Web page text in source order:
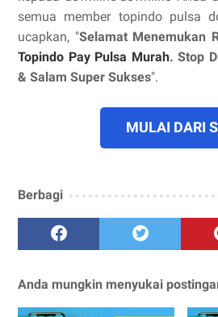
semua member topindo pulsa
ucapkan, "Selamat Menemukan
Topindo Pay Pulsa Murah. Stop
& Salam Super Sukses".
MULAI DARI
Berbagi
Anda mungkin menyukai